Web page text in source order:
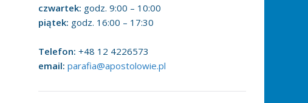
czwartek: godz. 9:00 – 10:00
piątek: godz. 16:00 – 17:30
Telefon: +48 12 4226573
email: parafia@apostolowie.pl